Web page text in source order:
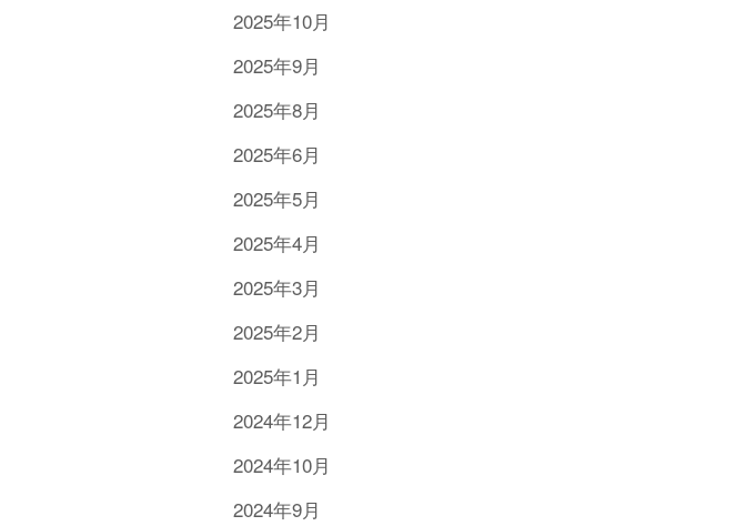
2025年10月
2025年9月
2025年8月
2025年6月
2025年5月
2025年4月
2025年3月
2025年2月
2025年1月
2024年12月
2024年10月
2024年9月